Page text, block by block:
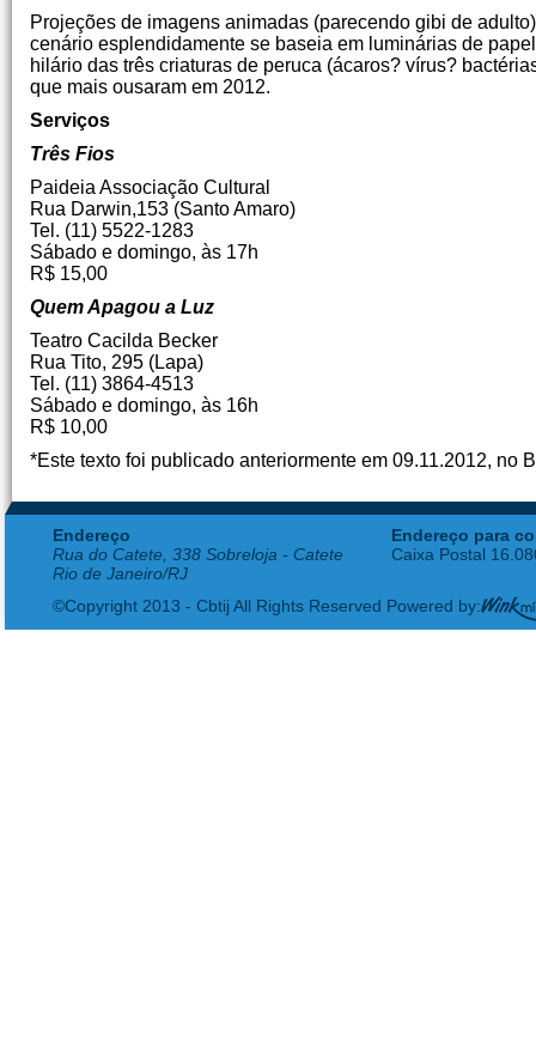
Projeções de imagens animadas (parecendo gibi de
cenário esplendidamente se baseia em luminárias de
hilário das três criaturas de peruca (ácaros? vírus?
que mais ousaram em 2012.
Serviços
Três Fios
Paideia Associação Cultural
Rua Darwin,153 (Santo Amaro)
Tel. (11) 5522-1283
Sábado e domingo, às 17h
R$ 15,00
Quem Apagou a Luz
Teatro Cacilda Becker
Rua Tito, 295 (Lapa)
Tel. (11) 3864-4513
Sábado e domingo, às 16h
R$ 10,00
*Este texto foi publicado anteriormente em 09.11.2012, no
Endereço
Rua do Catete, 338 Sobreloja - Catete
Rio de Janeiro/RJ
Endereço para
Caixa Postal
©Copyright 2013 - Cbtij All Rights Reserved Powered by: